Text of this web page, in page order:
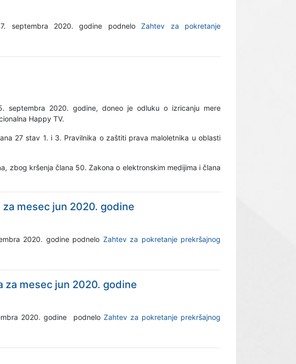
septembra 2020. godine podneloZahtev za pokretanje
septembra 2020. godine, doneo je odluku o izricanju mere
Happy TV.
27 stav 1. i 3. Pravilnika o zaštiti prava maloletnika u oblasti
zbog kršenja člana 50. Zakona o elektronskim medijima i člana
mesec jun 2020. godine
2020. godine podnelo Zahtev za pokretanje prekršajnog
za mesec jun 2020. godine
2020. godine podnelo Zahtev za pokretanje prekršajnog